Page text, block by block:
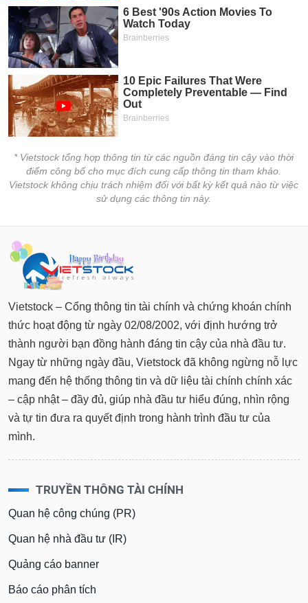
* Vietstock tổng hợp thông tin từ các nguồn đáng tin cậy vào thời
điểm công bố cho mục đích cung cấp thông tin tham khảo.
Vietstock không chịu trách nhiệm đối với bất kỳ kết quả nào từ việc
sử dụng các thông tin này.
Vietstock – Cổng thông tin tài chính và chứng khoán chính
thức hoạt động từ ngày 02/08/2002, với định hướng trở
thành người bạn đồng hành đáng tin cậy của nhà đầu tư.
Ngay từ những ngày đầu, Vietstock đã không ngừng nỗ lực
mang đến hệ thống thông tin và dữ liệu tài chính chính xác
– cập nhật – đầy đủ, giúp nhà đầu tư hiểu đúng, nhìn rộng
và tự tin đưa ra quyết định trong hành trình đầu tư của
mình.
TRUYỀN THÔNG TÀI CHÍNH
Quan hệ công chúng (PR)
Quan hệ nhà đầu tư (IR)
Quảng cáo banner
Báo cáo phân tích